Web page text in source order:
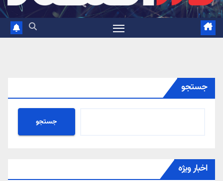
جستجو
جستجو
اخبار ویژه